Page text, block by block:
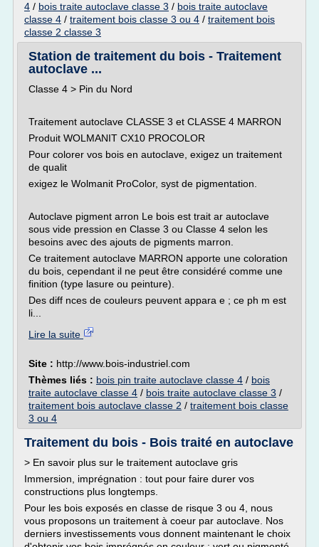
4 / bois traite autoclave classe 3 / bois traite autoclave
classe 4 / traitement bois classe 3 ou 4 / traitement bois
classe 2 classe 3
Station de traitement du bois - Traitement
autoclave ...
Classe 4 > Pin du Nord
Traitement autoclave CLASSE 3 et CLASSE 4 MARRON
Produit WOLMANIT CX10 PROCOLOR
Pour colorer vos bois en autoclave, exigez un traitement
de qualit
exigez le Wolmanit ProColor, syst de pigmentation.
Autoclave pigment arron Le bois est trait ar autoclave
sous vide pression en Classe 3 ou Classe 4 selon les
besoins avec des ajouts de pigments marron.
Ce traitement autoclave MARRON apporte une coloration
du bois, cependant il ne peut être considéré comme une
finition (type lasure ou peinture).
Des diff nces de couleurs peuvent appara e ; ce ph m est
li...
Lire la suite
Site : http://www.bois-industriel.com
Thèmes liés : bois pin traite autoclave classe 4 / bois
traite autoclave classe 4 / bois traite autoclave classe 3 /
traitement bois autoclave classe 2 / traitement bois classe
3 ou 4
Traitement du bois - Bois traité en autoclave
> En savoir plus sur le traitement autoclave gris
Immersion, imprégnation : tout pour faire durer vos
constructions plus longtemps.
Pour les bois exposés en classe de risque 3 ou 4, nous
vous proposons un traitement à coeur par autoclave. Nos
derniers investissements vous donnent maintenant le choix